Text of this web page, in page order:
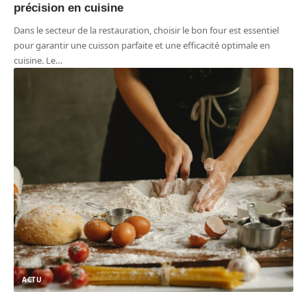
précision en cuisine
Dans le secteur de la restauration, choisir le bon four est essentiel
pour garantir une cuisson parfaite et une efficacité optimale en
cuisine. Le…
ACTU